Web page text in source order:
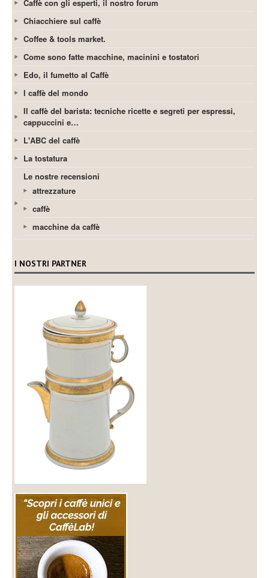
Caffè con gli esperti, il nostro forum
Chiacchiere sul caffè
Coffee & tools market.
Come sono fatte macchine, macinini e tostatori
Edo, il fumetto al Caffè
I caffè del mondo
Il caffè del barista: tecniche ricette e segreti per espressi,
cappuccini e…
L'ABC del caffè
La tostatura
Le nostre recensioni
attrezzature
caffè
macchine da caffè
I NOSTRI PARTNER